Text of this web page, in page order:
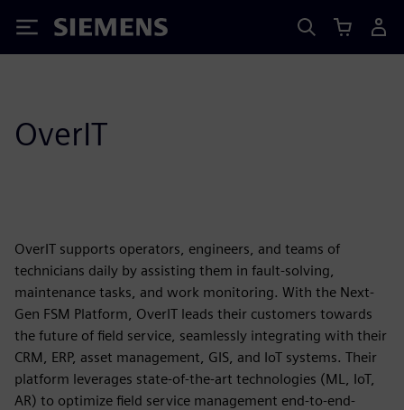
Siemens
OverIT
OverIT supports operators, engineers, and teams of
technicians daily by assisting them in fault-solving,
maintenance tasks, and work monitoring. With the Next-
Gen FSM Platform, OverIT leads their customers towards
the future of field service, seamlessly integrating with their
CRM, ERP, asset management, GIS, and IoT systems. Their
platform leverages state-of-the-art technologies (ML, IoT,
AR) to optimize field service management end-to-end-